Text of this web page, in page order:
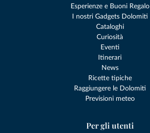
Esperienze e Buoni Regalo
I nostri Gadgets Dolomiti
Cataloghi
Curiosità
Eventi
Itinerari
News
Ricette tipiche
Raggiungere le Dolomiti
Previsioni meteo
Per gli utenti